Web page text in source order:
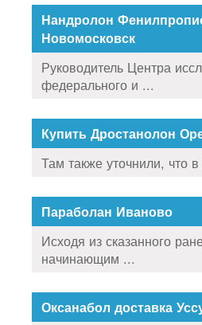
Нандролон
Новомосковск
Руководитель Центра
федерального и ...
Купить Дростанолон
Там также уточнили, что
Параболан Иваново
Исходя из сказанного
начинающим ...
Оксанабол доставка